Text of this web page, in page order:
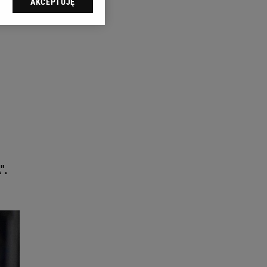
sp. z o.o., jej
swoje preferencje
celów identyfikacji.
reklam i treści,